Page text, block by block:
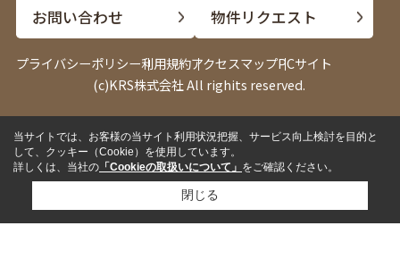
お問い合わせ
物件リクエスト
プライバシーポリシー利用規約アクセスマップPCサイト
(c)KRS株式会社 All righits reserved.
電話 LINE
来店予約 ✓来店して相談したい
✓内見したい物件がある
当サイトでは、お客様の当サイト利用状況把握、サービス向上検討を目的と
して、クッキー（Cookie）を使用しています。
詳しくは、当社の 「Cookieの取扱いについて」 をご確認ください。
閉じる